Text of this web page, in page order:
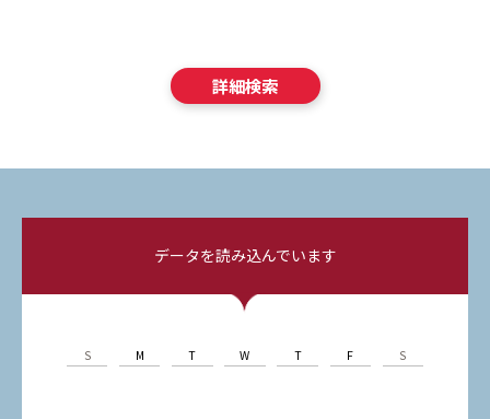
詳細検索
データを読み込んでいます
S M T W T F S